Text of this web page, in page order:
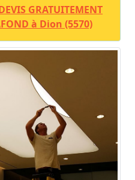
GRATUITEMENT
à Dion (5570)